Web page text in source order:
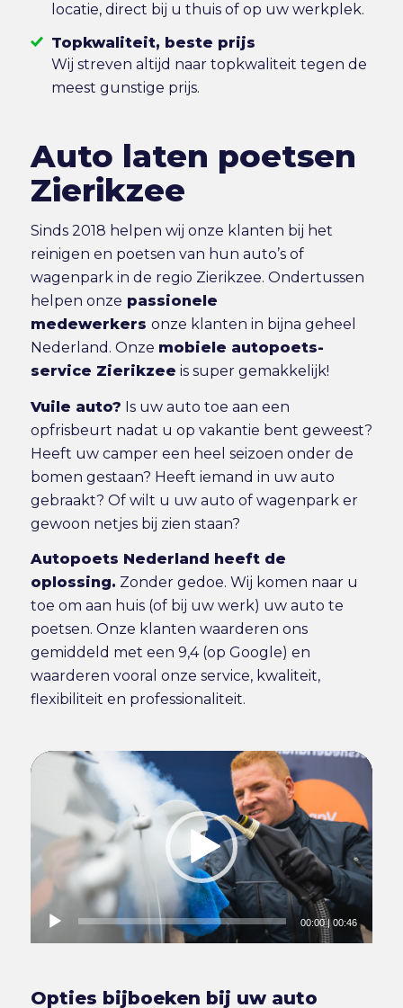
locatie, direct bij u thuis of op uw werkplek.
Topkwaliteit, beste prijs
Wij streven altijd naar topkwaliteit tegen de
meest gunstige prijs.
Auto laten poetsen
Zierikzee
Sinds 2018 helpen wij onze klanten bij het
reinigen en poetsen van hun auto’s of
wagenpark in de regio Zierikzee. Ondertussen
helpen onze passionele
medewerkers onze klanten in bijna geheel
Nederland. Onze mobiele autopoets-
service Zierikzee is super gemakkelijk!
Vuile auto? Is uw auto toe aan een
opfrisbeurt nadat u op vakantie bent geweest?
Heeft uw camper een heel seizoen onder de
bomen gestaan? Heeft iemand in uw auto
gebraakt? Of wilt u uw auto of wagenpark er
gewoon netjes bij zien staan?
Autopoets Nederland heeft de
oplossing. Zonder gedoe. Wij komen naar u
toe om aan huis (of bij uw werk) uw auto te
poetsen. Onze klanten waarderen ons
gemiddeld met een 9,4 (op Google) en
waarderen vooral onze service, kwaliteit,
flexibiliteit en professionaliteit.
00:00|00:46
Opties bijboeken bij uw auto